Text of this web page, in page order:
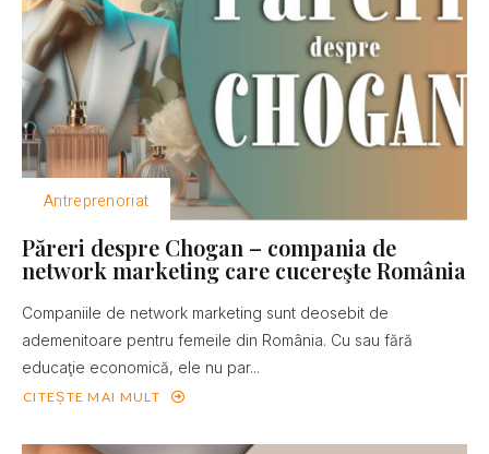
Antreprenoriat
Păreri despre Chogan – compania de
network marketing care cucereşte România
Companiile de network marketing sunt deosebit de
ademenitoare pentru femeile din România. Cu sau fără
educaţie economică, ele nu par...
CITEȘTE MAI MULT